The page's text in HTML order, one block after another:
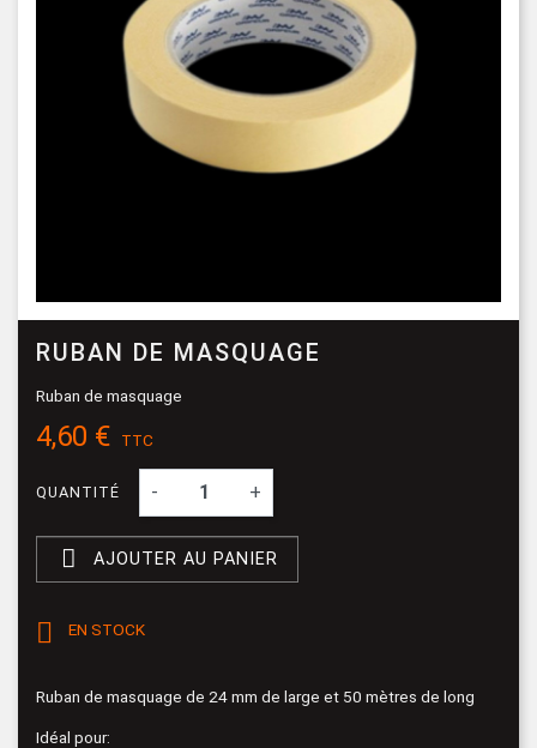
RUBAN DE MASQUAGE
Ruban de masquage
4,60 € TTC
QUANTITÉ - +
 AJOUTER AU PANIER
 EN STOCK
Ruban de masquage de 24 mm de large et 50 mètres de long
Idéal pour: